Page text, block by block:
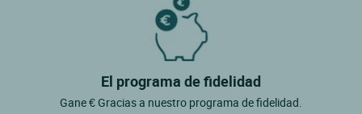
El programa de fidelidad
Gane € Gracias a nuestro programa de fidelidad.